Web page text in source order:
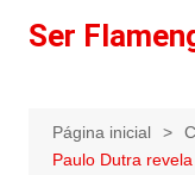
paraSer
Página inicial
Paulo Dutra